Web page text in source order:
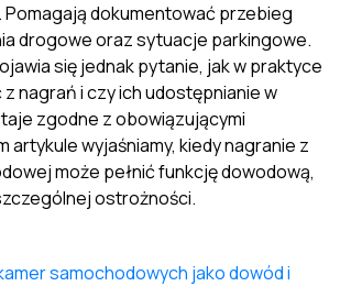
Pomagają dokumentować przebieg
drogowe oraz sytuacje parkingowe.
się jednak pytanie, jak w praktyce
nagrań i czy ich udostępnianie w
zgodne z obowiązującymi
artykule wyjaśniamy, kiedy nagranie z
może pełnić funkcję dowodową,
ostrożności.
samochodowych jako dowód i